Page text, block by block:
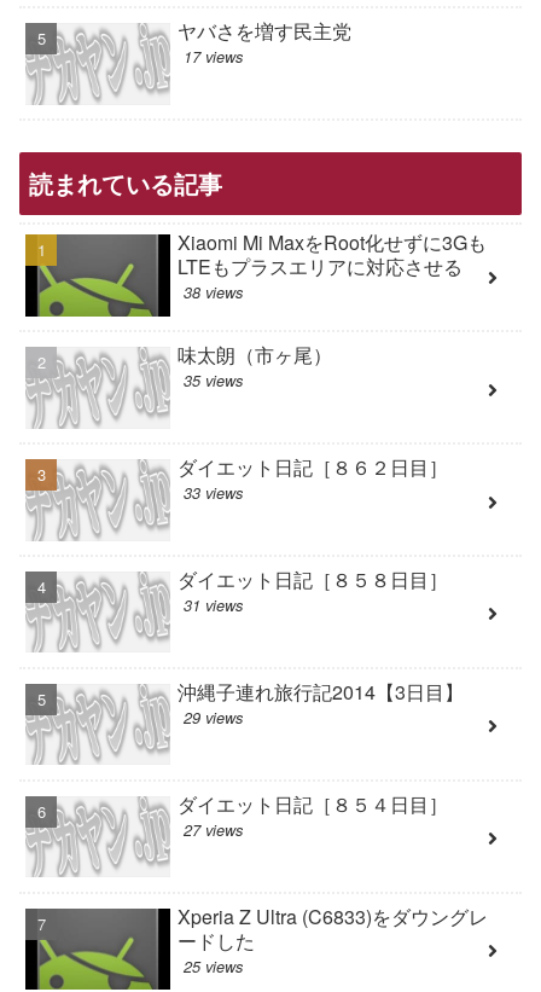
ヤバさを増す民主党
17 views
読まれている記事
Xiaomi Mi MaxをRoot化せずに3Gも
LTEもプラスエリアに対応させる
38 views
味太朗（市ヶ尾）
35 views
ダイエット日記［８６２日目］
33 views
ダイエット日記［８５８日目］
31 views
沖縄子連れ旅行記2014【3日目】
29 views
ダイエット日記［８５４日目］
27 views
Xperia Z Ultra (C6833)をダウングレ
ードした
25 views